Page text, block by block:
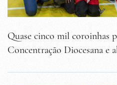
Quase cinco mil coroinhas
Concentração Diocesana e